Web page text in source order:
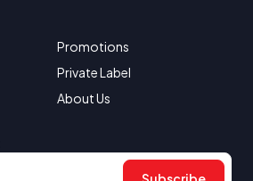
Promotions
Private Label
About Us